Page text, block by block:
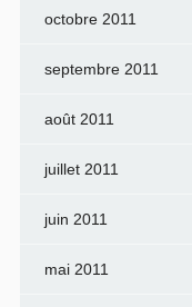
octobre 2011
septembre 2011
août 2011
juillet 2011
juin 2011
mai 2011